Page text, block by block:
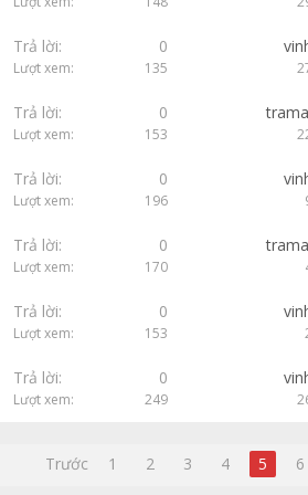
Trả lời 0
Lượt xem 135
Trả lời 0
Lượt xem 153
Trả lời 0
Lượt xem 196
Trả lời 0
Lượt xem 170
Trả lời 0
Lượt xem 153
Trả lời 0
Lượt xem 249
Trước 1 2 3 4 5 6